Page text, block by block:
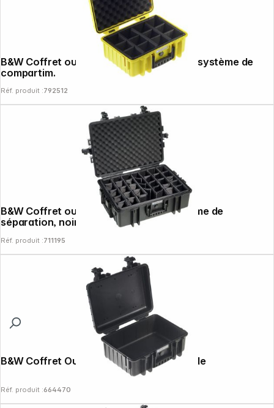
B&W Coffret outdoor type 4000 jaune + système de
compartim.
Réf. produit :792512
B&W Coffret outdoor type 6500 + système de
séparation, noir
Réf. produit :711195
B&W Coffret Outdoor type 4000 noir, vide
Réf. produit :664470